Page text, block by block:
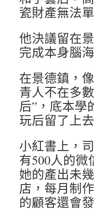
瓷財產無法
他決議留在
完成本身腦
在景德鎮，
青人不在多
后”，底本學
玩后留了上去
小紅書上，
有500人的
她的產出未
店，每月制
的顧客還會